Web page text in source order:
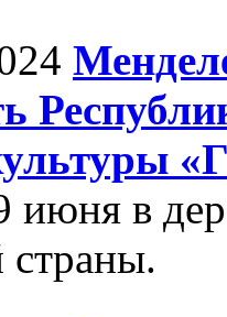
в
страны.